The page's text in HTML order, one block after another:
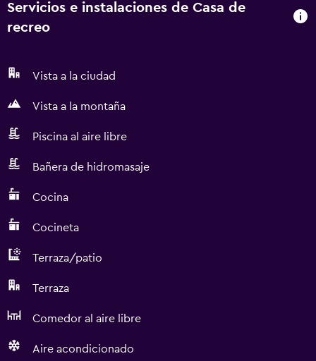
Servicios e instalaciones de Casa de
recreo
Vista a la ciudad
Vista a la montaña
Piscina al aire libre
Bañera de hidromasaje
Cocina
Cocineta
Terraza/patio
Terraza
Comedor al aire libre
Aire acondicionado